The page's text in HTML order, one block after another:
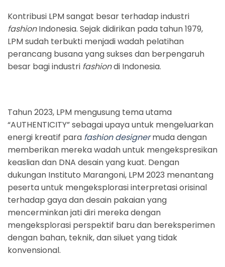
Kontribusi LPM sangat besar terhadap industri
fashionIndonesia. Sejak didirikan pada tahun 1979,
LPM sudah terbukti menjadi wadah pelatihan
perancang busana yang sukses dan berpengaruh
besar bagi industri fashiondi Indonesia.
Tahun 2023, LPM mengusung tema utama
“AUTHENTICITY” sebagai upaya untuk mengeluarkan
energi kreatif para fashion designermuda dengan
memberikan mereka wadah untuk mengekspresikan
keaslian dan DNA desain yang kuat. Dengan
dukungan Instituto Marangoni, LPM 2023 menantang
peserta untuk mengeksplorasi interpretasi orisinal
terhadap gaya dan desain pakaian yang
mencerminkan jati diri mereka dengan
mengeksplorasi perspektif baru dan bereksperimen
dengan bahan, teknik, dan siluet yang tidak
konvensional.